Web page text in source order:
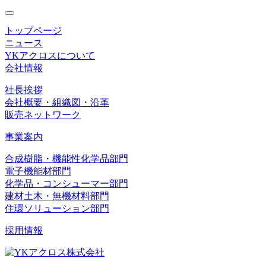
toggle
navigation
トップページ
ニュース
YKアクロスについて
会社情報
社長挨拶
会社概要・組織図・沿革
販売ネットワーク
事業案内
合成樹脂・機能性化学品部門
電子機能材部門
化学品・コンシューマー部門
建材土木・無機材料部門
住環ソリューション部門
採用情報